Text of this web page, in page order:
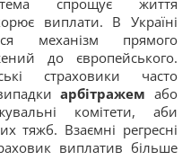
спрощує життя
виплати. В Україні
механізм прямого
до європейського.
страховики часто
арбітражем або
комітети, аби
тяжб. Взаємні регресні
виплатив більше